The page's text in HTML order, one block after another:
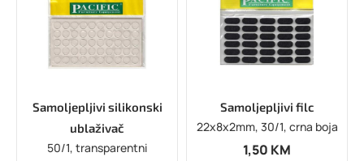
Samoljepljivi silikonski
ublaživač
50/1, transparentni
Samoljepljivi filc
22x8x2mm, 30/1, crna boja
1,50 KM